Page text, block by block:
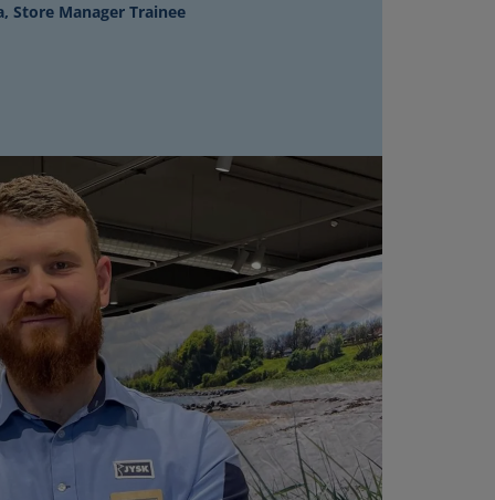
Store Manager Trainee